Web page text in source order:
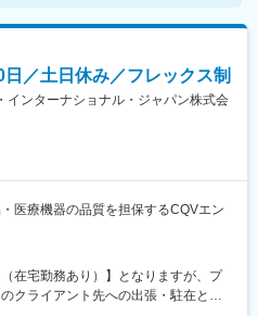
／土日休み／フレックス制
インターナショナル・ジャパン株式会
医療機器の品質を担保するCQVエン
在宅勤務あり）】となりますが、プ
クライアント先への出張・駐在とな